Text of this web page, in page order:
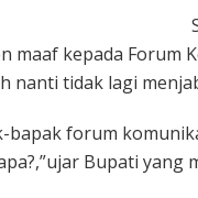
maaf kepada Forum
nanti tidak lagi
bapak forum
Bupati yang